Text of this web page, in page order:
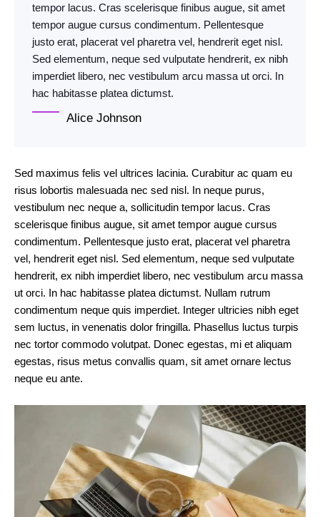
tempor lacus. Cras scelerisque finibus augue, sit amet
tempor augue cursus condimentum. Pellentesque
justo erat, placerat vel pharetra vel, hendrerit eget nisl.
Sed elementum, neque sed vulputate hendrerit, ex nibh
imperdiet libero, nec vestibulum arcu massa ut orci. In
hac habitasse platea dictumst.
Alice Johnson
Sed maximus felis vel ultrices lacinia. Curabitur ac quam eu
risus lobortis malesuada nec sed nisl. In neque purus,
vestibulum nec neque a, sollicitudin tempor lacus. Cras
scelerisque finibus augue, sit amet tempor augue cursus
condimentum. Pellentesque justo erat, placerat vel pharetra
vel, hendrerit eget nisl. Sed elementum, neque sed vulputate
hendrerit, ex nibh imperdiet libero, nec vestibulum arcu massa
ut orci. In hac habitasse platea dictumst. Nullam rutrum
condimentum neque quis imperdiet. Integer ultricies nibh eget
sem luctus, in venenatis dolor fringilla. Phasellus luctus turpis
nec tortor commodo volutpat. Donec egestas, mi et aliquam
egestas, risus metus convallis quam, sit amet ornare lectus
neque eu ante.